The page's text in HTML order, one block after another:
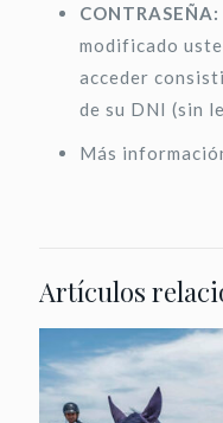
CONTRASEÑA:
modificado
acceder
de su DNI (sin
Más
Artículos